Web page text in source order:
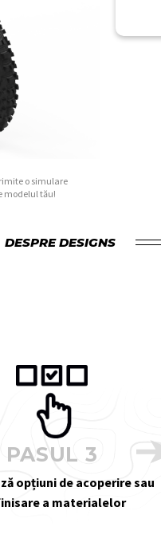
o simulare
modelul tău!
DESPRE DESIGNS
PASUL 3
opțiuni de acoperire sau
a materialelor